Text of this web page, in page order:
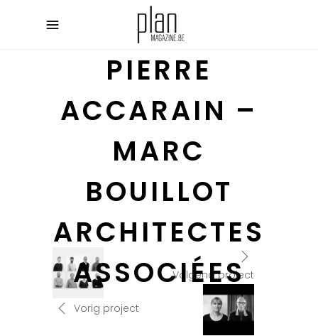
PIERRE
ACCARAIN –
MARC
BOUILLOT
ARCHITECTES
ASSOCIÉES
Vorig project
Volgend project